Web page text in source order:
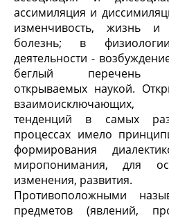
ассимиляция и
изменчивость, жизнь
болезнь; в
деятельности -
беглый перечень
открываемых наукой.
тенденций в самых
процессах имело
формирования
миропонимания, для
изменения, развития.
Противоположными
предметов (явлений,